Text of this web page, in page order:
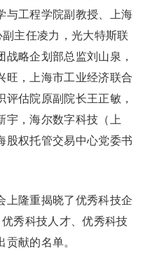
与工程学院副教授、上海
主任凌力，光大特斯联
略企划部总监刘山泉，
旺，上海市工业经济联合
估院原副院长王正敏，
宇，海尔数字科技（上
股权托管交易中心党委书
上隆重揭晓了优秀科技企
秀科技人才、优秀科技
献的名单。